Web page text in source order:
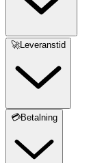
🚀Leveranstid
💳Betalning